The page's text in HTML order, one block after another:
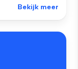
Bekijk meer